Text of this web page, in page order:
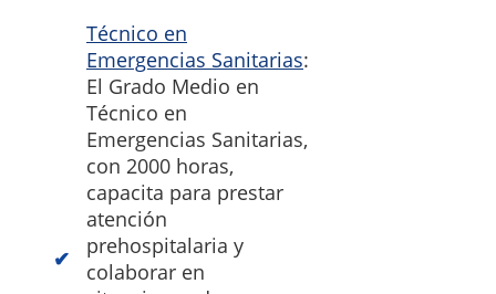
Técnico en
Emergencias Sanitarias:
El Grado Medio en
Técnico en
Emergencias Sanitarias,
con 2000 horas,
capacita para prestar
atención
prehospitalaria y
colaborar en